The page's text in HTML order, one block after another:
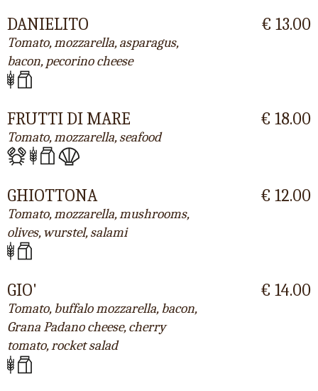
DANIELITO
Tomato, mozzarella, asparagus,
bacon, pecorino cheese
€ 13.00
FRUTTI DI MARE
Tomato, mozzarella, seafood
€ 18.00
GHIOTTONA
Tomato, mozzarella, mushrooms,
olives, wurstel, salami
€ 12.00
GIO'
Tomato, buffalo mozzarella, bacon,
Grana Padano cheese, cherry
tomato, rocket salad
€ 14.00